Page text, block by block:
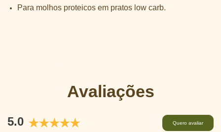
Para molhos proteicos em pratos low carb.
Avaliações
5.0 Quero avaliar